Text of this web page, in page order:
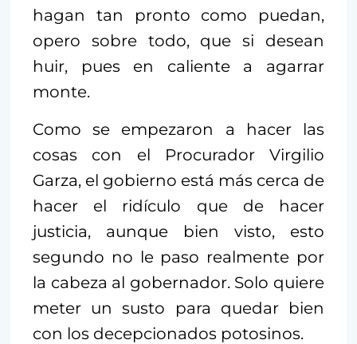
hagan tan pronto como puedan,
opero sobre todo, que si desean
huir, pues en caliente a agarrar
monte.
Como se empezaron a hacer las
cosas con el Procurador Virgilio
Garza, el gobierno está más cerca de
hacer el ridículo que de hacer
justicia, aunque bien visto, esto
segundo no le paso realmente por
la cabeza al gobernador. Solo quiere
meter un susto para quedar bien
con los decepcionados potosinos.